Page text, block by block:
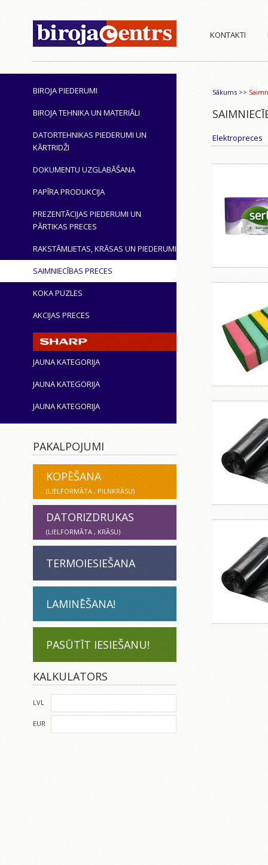
KONTAKTI
BIROJA PIEDERUMI
BIROJA TEHNIKA UN MATERIĀLI
DATORTEHNIKAS PIEDERUMI UN
KĀRTRIDŽI
DOKUMENTU UZGLABĀŠANA
PAPĪRA PRODUKCIJA
PREZENTĀCIJAS PIEDERUMI UN
PĀRTIKAS PRECES
RAKSTĀMLIETAS, KRĀSAS UN PIEDERUMI
SAIMNIECĪBAS PRECES
KOKA PUZLES
AKCIJAS PRECES
JAUNA KATEGORIJA
JAUNA KATEGORIJA
JAUNA KATEGORIJA
Sākums >>
Elektropreces
PAKALPOJUMI
KOPĒŠANA
(LIELFORMĀTA , PILNKRĀSU)
DATORIZDRUKAS
(LIELFORMĀTA , KRĀSU)
TERMOIESIEŠANA
LAMINĒŠANA!
PASŪTĪT IESIEŠANU!
KALKULATORS
LVL
EUR